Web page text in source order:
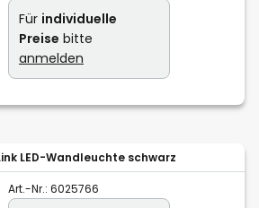
Für individuelle
Preise bitte
anmelden
LED-Wandleuchte schwarz
Art.-Nr.: 6025766